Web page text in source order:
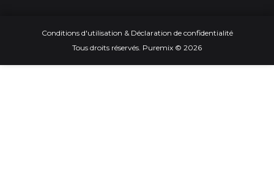
Conditions d'utilisation & Déclaration de confidentialité
Tous droits réservés. Puremix © 2026